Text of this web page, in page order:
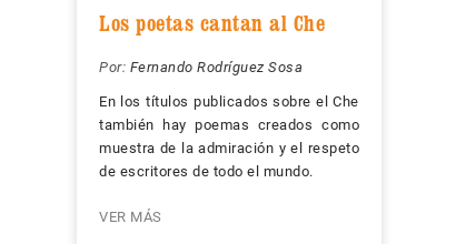
Los poetas cantan al Che
Por: Fernando Rodríguez Sosa
En los títulos publicados sobre el Che
también hay poemas creados como
muestra de la admiración y el respeto
de escritores de todo el mundo.
VER MÁS